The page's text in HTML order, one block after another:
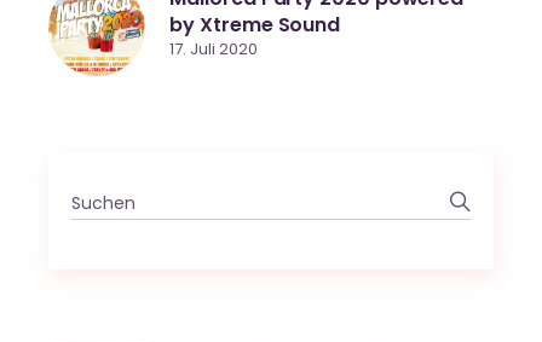
by Xtreme Sound
17. Juli 2020
Search
for: